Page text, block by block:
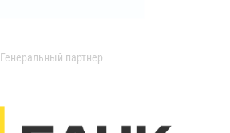
Генеральный партнер